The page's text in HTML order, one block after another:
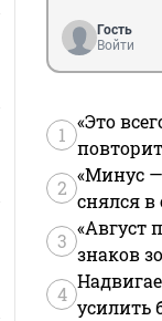
Гость
Войти
1
«Это
2
«Минус
снялся в
3
«Август
знаков
4
усилить